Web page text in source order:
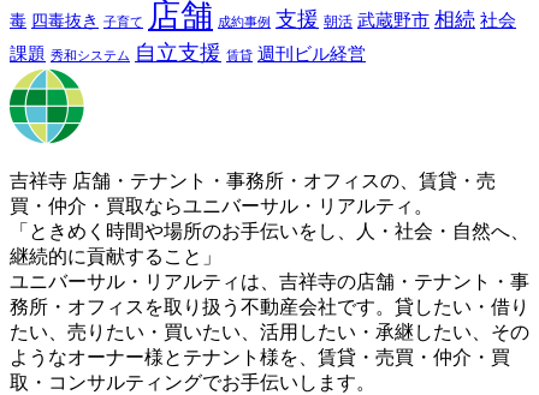
毒 四毒抜き 子育て 店舗 成約事例 支援 朝活 武蔵野市 相続 社会
課題 秀和システム 自立支援 賃貸 週刊ビル経営
吉祥寺 店舗・テナント・事務所・オフィスの、賃貸・売
買・仲介・買取ならユニバーサル・リアルティ。
「ときめく時間や場所のお手伝いをし、人・社会・自然へ、
継続的に貢献すること」
ユニバーサル・リアルティは、吉祥寺の店舗・テナント・事
務所・オフィスを取り扱う不動産会社です。貸したい・借り
たい、売りたい・買いたい、活用したい・承継したい、その
ようなオーナー様とテナント様を、賃貸・売買・仲介・買
取・コンサルティングでお手伝いします。